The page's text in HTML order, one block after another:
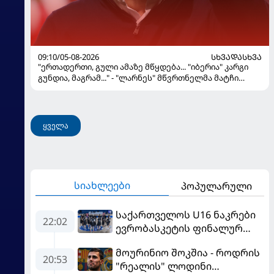
09:10/05-08-2026
ᲡᲮᲕᲐᲓᲐᲡᲮᲕᲐ
"ერთადერთი, გული ამაზე მწყდება... "იბერია" კარგი
გუნდია, მაგრამ..." - "ლარნეს" მწვრთნელმა მატჩი
ყველა
სიახლეები პოპულარული
22:02
საქართველოს U16 ნაკრები
ევრობასკეტის ფინალურ
ასპარეზობას იწყებს
20:53
მოურინიო შოკშია - როდრის
"რეალის" ლოდინი